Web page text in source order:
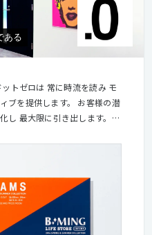
ある
します。 お客様の潜
す。